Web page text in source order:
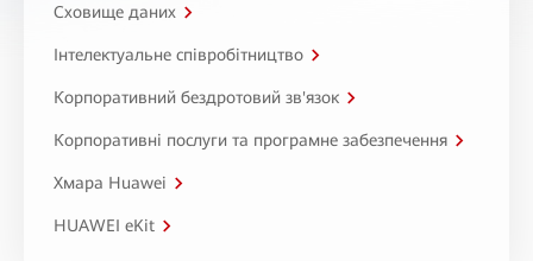
Сховище даних
Інтелектуальне співробітництво
Корпоративний бездротовий зв'язок
Корпоративні послуги та програмне забезпечення
Хмара Huawei
HUAWEI eKit